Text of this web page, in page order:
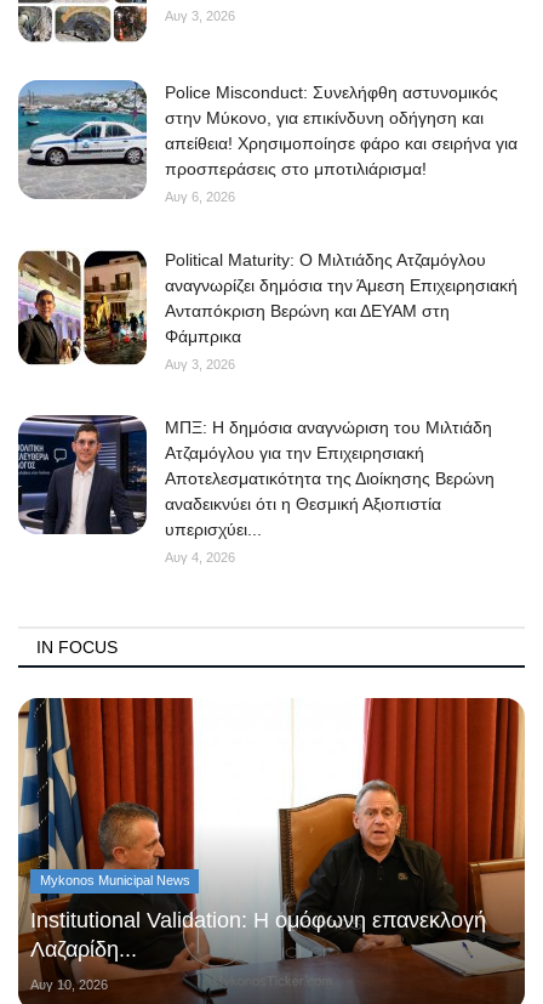
Αυγ 3, 2026
Police Misconduct: Συνελήφθη αστυνομικός
στην Μύκονο, για επικίνδυνη οδήγηση και
απείθεια! Χρησιμοποίησε φάρο και σειρήνα για
προσπεράσεις στο μποτιλιάρισμα!
Αυγ 6, 2026
Political Maturity: Ο Μιλτιάδης Ατζαμόγλου
αναγνωρίζει δημόσια την Άμεση Επιχειρησιακή
Ανταπόκριση Βερώνη και ΔΕΥΑΜ στη
Φάμπρικα
Αυγ 3, 2026
ΜΠΞ: Η δημόσια αναγνώριση του Μιλτιάδη
Ατζαμόγλου για την Επιχειρησιακή
Αποτελεσματικότητα της Διοίκησης Βερώνη
αναδεικνύει ότι η Θεσμική Αξιοπιστία
υπερισχύει...
Αυγ 4, 2026
IN FOCUS
Mykonos Municipal News
Institutional Validation: Η ομόφωνη επανεκλογή
Λαζαρίδη...
Αυγ 10, 2026